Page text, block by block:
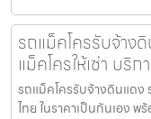
รถแม็คโครรับจ้าง
แม็คโครให้เช่า บริ
รถแม็คโครรับจ้างดินแดง
ไทย ในราคาเป็นกันเอง